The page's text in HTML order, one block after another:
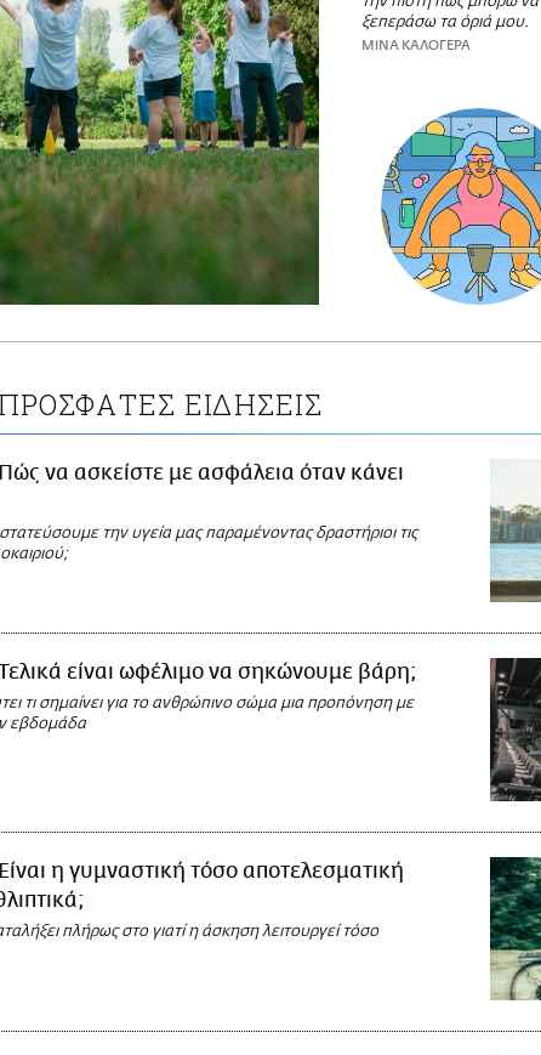
ξεπεράσω τα όριά μου.
ΜΙΝΑ ΚΑΛΟΓΕΡΑ
ΠΡΟΣΦΑΤΕΣ ΕΙΔΗΣΕΙΣ
Πώς να ασκείστε με ασφάλεια όταν κάνει
την υγεία μας παραμένοντας δραστήριοι τις
είναι ωφέλιμο να σηκώνουμε βάρη;
τι σημαίνει για το ανθρώπινο σώμα μια προπόνηση με
εβδομάδα
Είναι η γυμναστική τόσο αποτελεσματική
πλήρως στο γιατί η άσκηση λειτουργεί τόσο